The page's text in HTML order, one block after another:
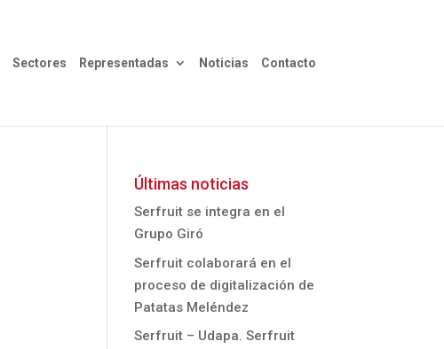
Sectores Representadas Noticias Contacto
Últimas noticias
Serfruit se integra en el
Grupo Giró
Serfruit colaborará en el
proceso de digitalización de
Patatas Meléndez
Serfruit – Udapa. Serfruit